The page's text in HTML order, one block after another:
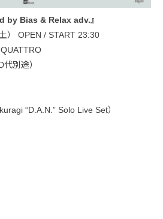
by Bias & Relax adv.』
） OPEN / START 23:30
別途）
“D.A.N.” Solo Live Set）